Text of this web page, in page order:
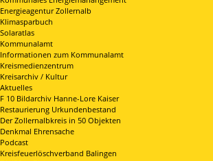
Energieagentur Zollernalb
Klimasparbuch
Solaratlas
Kommunalamt
Informationen zum Kommunalamt
Kreismedienzentrum
Kreisarchiv / Kultur
Aktuelles
F 10 Bildarchiv Hanne-Lore Kaiser
Restaurierung Urkundenbestand
Der Zollernalbkreis in 50 Objekten
Denkmal Ehrensache
Podcast
Kreisfeuerlöschverband Balingen